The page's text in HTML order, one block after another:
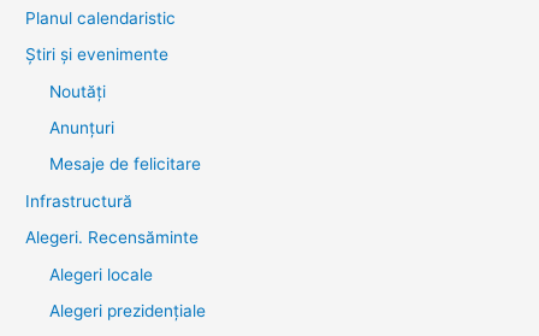
Planul calendaristic
Știri şi evenimente
Noutăţi
Anunţuri
Mesaje de felicitare
Infrastructură
Alegeri. Recensăminte
Alegeri locale
Alegeri prezidențiale